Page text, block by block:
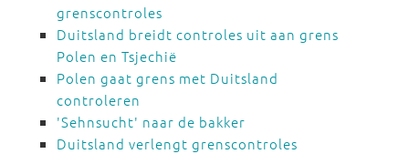
grenscontroles
Duitsland breidt controles uit aan grens
Polen en Tsjechië
Polen gaat grens met Duitsland
controleren
'Sehnsucht' naar de bakker
Duitsland verlengt grenscontroles